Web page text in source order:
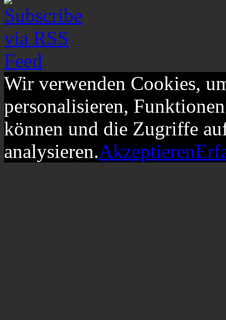
Wir verwenden Cookies,
personalisieren,
können und die Zugriffe
analysieren.Akzeptieren